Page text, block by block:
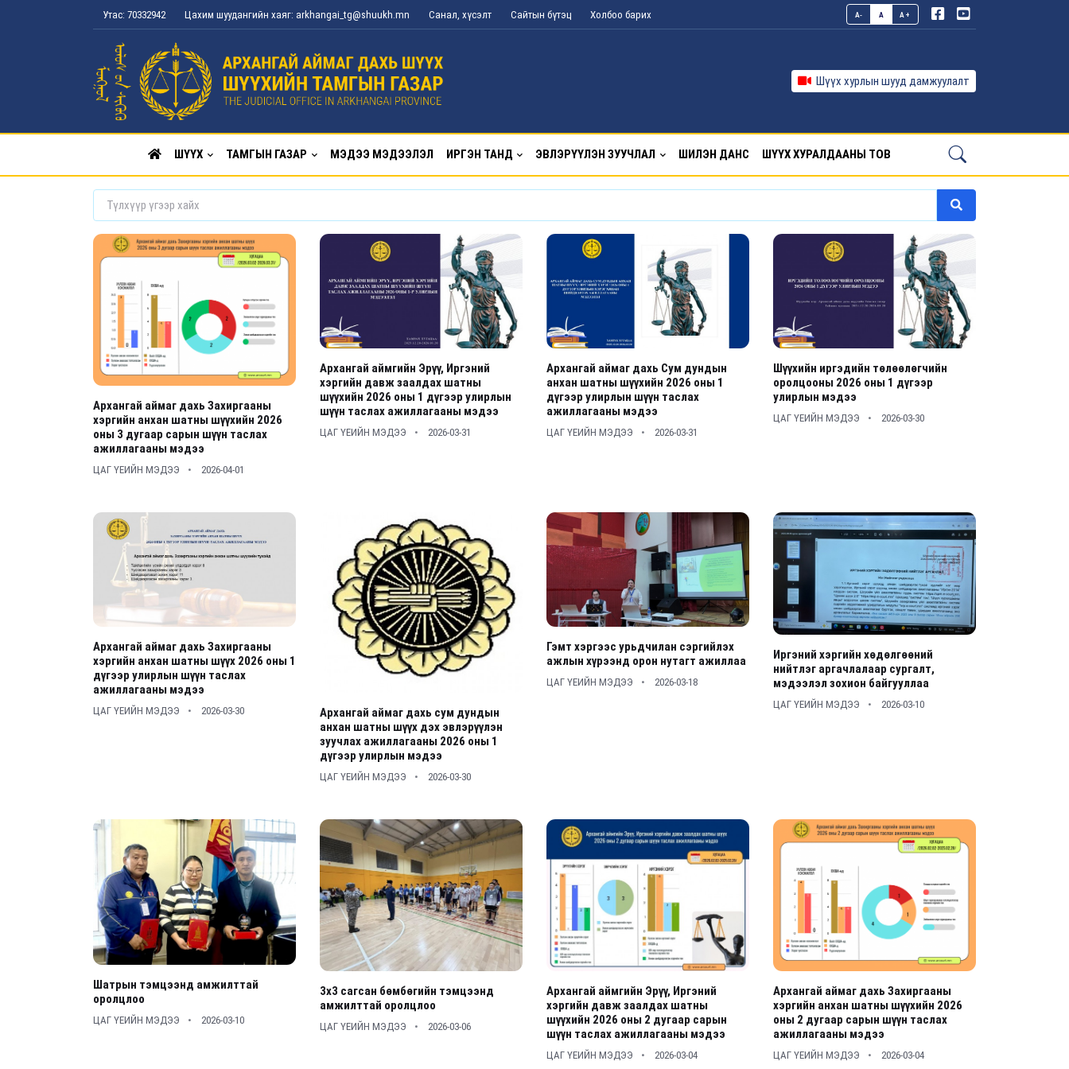
Утас: 70332942 Цахим шуудангийн хаяг: arkhangai_tg@shuukh.mn Санал, хүсэлт Сайтын бүтэц Холбоо барих A- A A+
Шүүх хурлын шууд дамжуулалт
ШҮҮХ ТАМГЫН ГАЗАР МЭДЭЭ МЭДЭЭЛЭЛ ИРГЭН ТАНД ЭВЛЭРҮҮЛЭН ЗУУЧЛАЛ ШИЛЭН ДАНС ШҮҮХ ХУРАЛДААНЫ ТОВ
Архангай аймаг дахь Захиргааны
хэргийн анхан шатны шүүхийн 2026
оны 3 дугаар сарын шүүн таслах
ажиллагааны мэдээ
ЦАГ ҮЕИЙН МЭДЭЭ 2026-04-01
Архангай аймгийн Эрүү, Иргэний
хэргийн давж заалдах шатны
шүүхийн 2026 оны 1 дүгээр улирлын
шүүн таслах ажиллагааны мэдээ
ЦАГ ҮЕИЙН МЭДЭЭ 2026-03-31
Архангай аймаг дахь Сум дундын
анхан шатны шүүхийн 2026 оны 1
дүгээр улирлын шүүн таслах
ажиллагааны мэдээ
ЦАГ ҮЕИЙН МЭДЭЭ 2026-03-31
Шүүхийн иргэдийн төлөөлөгчийн
оролцооны 2026 оны 1 дүгээр
улирлын мэдээ
ЦАГ ҮЕИЙН МЭДЭЭ 2026-03-30
Архангай аймаг дахь Захиргааны
хэргийн анхан шатны шүүх 2026 оны 1
дүгээр улирлын шүүн таслах
ажиллагааны мэдээ
ЦАГ ҮЕИЙН МЭДЭЭ 2026-03-30
Архангай аймаг дахь сум дундын
анхан шатны шүүх дэх эвлэрүүлэн
зуучлах ажиллагааны 2026 оны 1
дүгээр улирлын мэдээ
ЦАГ ҮЕИЙН МЭДЭЭ 2026-03-30
Гэмт хэргээс урьдчилан сэргийлэх
ажлын хүрээнд орон нутагт ажиллаа
ЦАГ ҮЕИЙН МЭДЭЭ 2026-03-18
Иргэний хэргийн хөдөлгөөний
нийтлэг аргачлалаар сургалт,
мэдээлэл зохион байгууллаа
ЦАГ ҮЕИЙН МЭДЭЭ 2026-03-10
Шатрын тэмцээнд амжилттай
оролцлоо
ЦАГ ҮЕИЙН МЭДЭЭ 2026-03-10
3х3 сагсан бөмбөгийн тэмцээнд
амжилттай оролцлоо
ЦАГ ҮЕИЙН МЭДЭЭ 2026-03-06
Архангай аймгийн Эрүү, Иргэний
хэргийн давж заалдах шатны
шүүхийн 2026 оны 2 дугаар сарын
шүүн таслах ажиллагааны мэдээ
ЦАГ ҮЕИЙН МЭДЭЭ 2026-03-04
Архангай аймаг дахь Захиргааны
хэргийн анхан шатны шүүхийн 2026
оны 2 дугаар сарын шүүн таслах
ажиллагааны мэдээ
ЦАГ ҮЕИЙН МЭДЭЭ 2026-03-04